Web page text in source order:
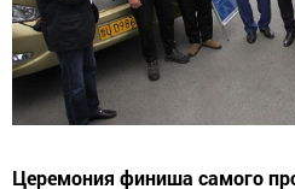
Церемония финиша самого